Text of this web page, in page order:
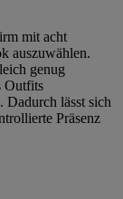
mit acht
auszuwählen.
genug
Outfits
Dadurch lässt sich
Präsenz